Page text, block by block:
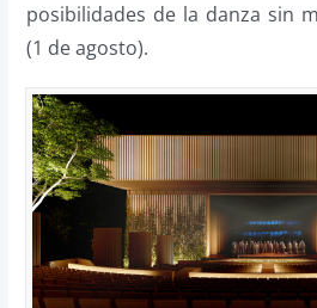
posibilidades de la danza sin
(1 de agosto).